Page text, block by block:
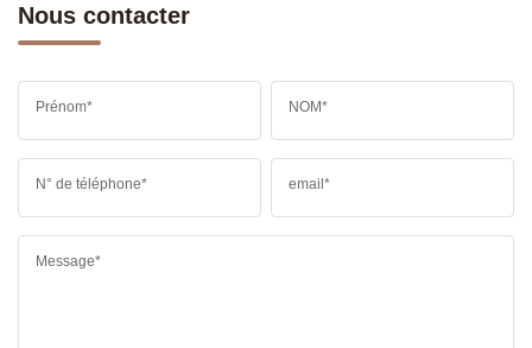
Nous contacter
Prénom* NOM*
N° de téléphone* email*
Message*